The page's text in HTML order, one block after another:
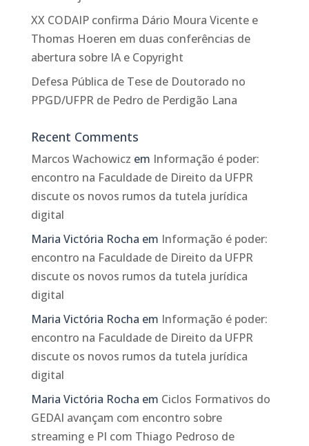
XX CODAIP confirma Dário Moura Vicente e
Thomas Hoeren em duas conferências de
abertura sobre IA e Copyright
Defesa Pública de Tese de Doutorado no
PPGD/UFPR de Pedro de Perdigão Lana
Recent Comments
Marcos Wachowicz em Informação é poder:
encontro na Faculdade de Direito da UFPR
discute os novos rumos da tutela jurídica
digital
Maria Victória Rocha em Informação é poder:
encontro na Faculdade de Direito da UFPR
discute os novos rumos da tutela jurídica
digital
Maria Victória Rocha em Informação é poder:
encontro na Faculdade de Direito da UFPR
discute os novos rumos da tutela jurídica
digital
Maria Victória Rocha em Ciclos Formativos do
GEDAI avançam com encontro sobre
streaming e PI com Thiago Pedroso de